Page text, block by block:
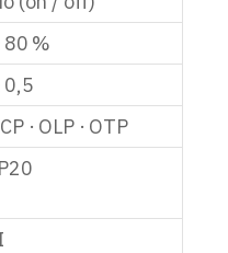
80 %
0,5
· OLP · OTP